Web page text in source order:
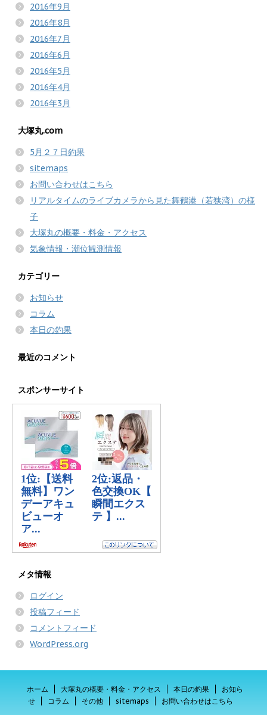
2016年9月
2016年8月
2016年7月
2016年6月
2016年5月
2016年4月
2016年3月
大塚丸.com
5月２７日釣果
sitemaps
お問い合わせはこちら
リアルタイムのライブカメラから見た舞鶴港（若狭湾）の様
子
大塚丸の概要・料金・アクセス
気象情報・潮位観測情報
カテゴリー
お知らせ
コラム
本日の釣果
最近のコメント
スポンサーサイト
メタ情報
ログイン
投稿フィード
コメントフィード
WordPress.org
ホーム 大塚丸の概要・料金・アクセス 本日の釣果
お知ら
せ
コラム その他 sitemaps お問い合わせはこちら